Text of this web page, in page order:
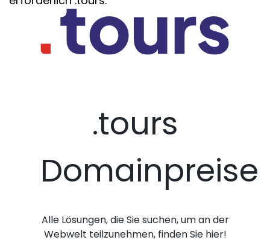
.tours
Domainpreise
Alle Lösungen, die Sie suchen, um an der
Webwelt teilzunehmen, finden Sie hier!